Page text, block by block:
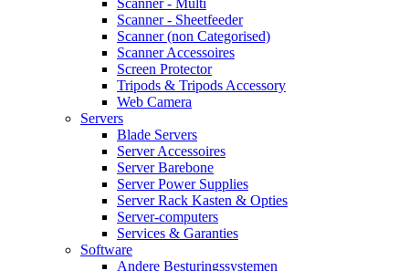
Scanner - Sheetfeeder
Scanner (non Categorised)
Scanner Accessoires
Screen Protector
Tripods & Tripods Accessory
Web Camera
Servers
Blade Servers
Server Accessoires
Server Barebone
Server Power Supplies
Server Rack Kasten & Opties
Server-computers
Services & Garanties
Software
Andere Besturingssystemen